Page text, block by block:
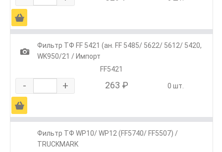
Ä
1
Фильтр ТФ FF 5421 (ан. FF 5485/ 5622/ 5612/ 5420,
WK950/21 / Импорт
FF5421
- + 263 ₽ 0 шт.
Ä
Фильтр ТФ WP10/ WP12 (FF5740/ FF5507) /
TRUCKMARK